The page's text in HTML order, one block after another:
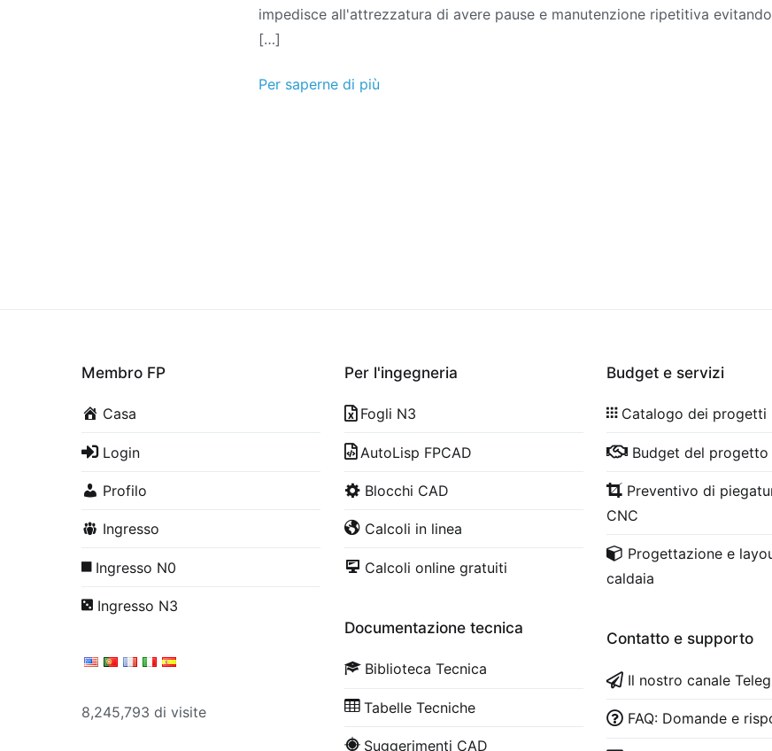
impedisce all'attrezzatura di avere pause e manutenzione ripetitiva
[…]
Per saperne di più
Membro FP
Casa
Login
Profilo
Ingresso
Ingresso N0
Ingresso N3
8,245,793 di visite
Per l'ingegneria
Fogli N3
AutoLisp FPCAD
Blocchi CAD
Calcoli in linea
Calcoli online gratuiti
Documentazione tecnica
Biblioteca Tecnica
Tabelle Tecniche
Suggerimenti CAD
Budget e servizi
Catalogo dei progetti
Budget del progetto
Preventivo di
CNC
Progettazione e
caldaia
Contatto e supporto
Il nostro canale
FAQ: Domande e